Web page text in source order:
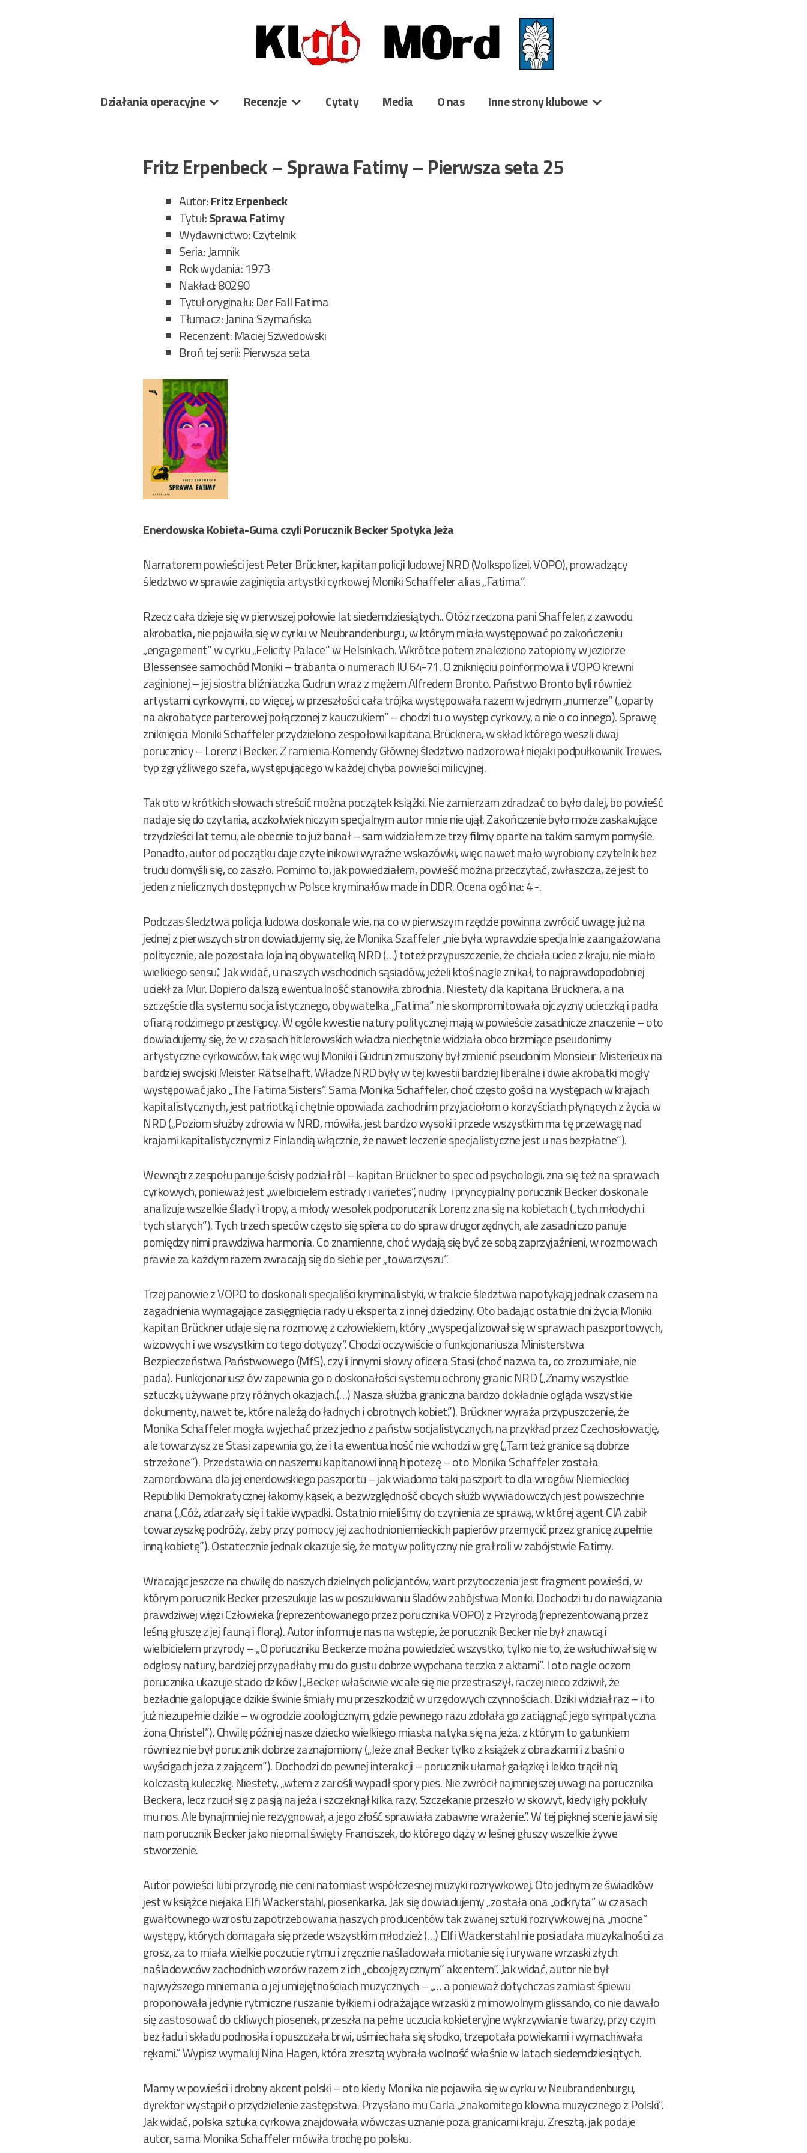
Działania operacyjne Recenzje Cytaty Media O nas Inne strony klubowe
Fritz Erpenbeck – Sprawa Fatimy – Pierwsza seta 25
Autor:FritzErpenbeck
Tytuł:Sprawa Fatimy
Wydawnictwo: Czytelnik
Seria: Jamnik
Rok wydania: 1973
Nakład: 80290
Tytuł oryginału: Der Fall Fatima
Tłumacz: Janina Szymańska
Recenzent: Maciej Szwedowski
Broń tej serii: Pierwsza seta
Enerdowska Kobieta-Guma czyli Porucznik Becker Spotyka Jeża
Narratorem powieści jest Peter Brückner, kapitan policji ludowej NRD (Volkspolizei, VOPO), prowadzący
śledztwo w sprawie zaginięcia artystki cyrkowej Moniki Schaffeler alias „Fatima”.
Rzecz cała dzieje się w pierwszej połowie lat siedemdziesiątych.. Otóż rzeczona pani Shaffeler, z zawodu
akrobatka, nie pojawiła się w cyrku w Neubrandenburgu, w którym miała występować po zakończeniu
„engagement” w cyrku „Felicity Palace” w Helsinkach. Wkrótce potem znaleziono zatopiony w jeziorze
Blessensee samochód Moniki – trabanta o numerach IU 64-71. O zniknięciu poinformowali VOPO krewni
zaginionej – jej siostra bliźniaczka Gudrun wraz z mężem Alfredem Bronto. Państwo Bronto byli również
artystami cyrkowymi, co więcej, w przeszłości cała trójka występowała razem w jednym „numerze” („oparty
na akrobatyce parterowej połączonej z kauczukiem” – chodzi tu o występ cyrkowy, a nie o co innego). Sprawę
zniknięcia Moniki Schaffeler przydzielono zespołowi kapitana Brücknera, w skład którego weszli dwaj
porucznicy – Lorenz i Becker. Z ramienia Komendy Głównej śledztwo nadzorował niejaki podpułkownik Trewes,
typ zgryźliwego szefa, występującego w każdej chyba powieści milicyjnej.
Tak oto w krótkich słowach streścić można początek książki. Nie zamierzam zdradzać co było dalej, bo powieść
nadaje się do czytania, aczkolwiek niczym specjalnym autor mnie nie ujął. Zakończenie było może zaskakujące
trzydzieści lat temu, ale obecnie to już banał – sam widziałem ze trzy filmy oparte na takim samym pomyśle.
Ponadto, autor od początku daje czytelnikowi wyraźne wskazówki, więc nawet mało wyrobiony czytelnik bez
trudu domyśli się, co zaszło. Pomimo to, jak powiedziałem, powieść można przeczytać, zwłaszcza, że jest to
jeden z nielicznych dostępnych w Polsce kryminałów made in DDR. Ocena ogólna: 4 -.
Podczas śledztwa policja ludowa doskonale wie, na co w pierwszym rzędzie powinna zwrócić uwagę: już na
jednej z pierwszych stron dowiadujemy się, że Monika Szaffeler „nie była wprawdzie specjalnie zaangażowana
politycznie, ale pozostała lojalną obywatelką NRD (…) toteż przypuszczenie, że chciała uciec z kraju, nie miało
wielkiego sensu.” Jak widać, u naszych wschodnich sąsiadów, jeżeli ktoś nagle znikał, to najprawdopodobniej
uciekł za Mur. Dopiero dalszą ewentualność stanowiła zbrodnia. Niestety dla kapitana Brücknera, a na
szczęście dla systemu socjalistycznego, obywatelka „Fatima” nie skompromitowała ojczyzny ucieczką i padła
ofiarą rodzimego przestępcy. W ogóle kwestie natury politycznej mają w powieście zasadnicze znaczenie – oto
dowiadujemy się, że w czasach hitlerowskich władza niechętnie widziała obco brzmiące pseudonimy
artystyczne cyrkowców, tak więc wuj Moniki i Gudrun zmuszony był zmienić pseudonim Monsieur Misterieux na
bardziej swojski Meister Rätselhaft. Władze NRD były w tej kwestii bardziej liberalne i dwie akrobatki mogły
występować jako „The Fatima Sisters”. Sama Monika Schaffeler, choć często gości na występach w krajach
kapitalistycznych, jest patriotką i chętnie opowiada zachodnim przyjaciołom o korzyściach płynących z życia w
NRD („Poziom służby zdrowia w NRD, mówiła, jest bardzo wysoki i przede wszystkim ma tę przewagę nad
krajami kapitalistycznymi z Finlandią włącznie, że nawet leczenie specjalistyczne jest u nas bezpłatne”).
Wewnątrz zespołu panuje ścisły podział ról – kapitan Brückner to spec od psychologii, zna się też na sprawach
cyrkowych, ponieważ jest „wielbicielem estrady i varietes”, nudny i pryncypialny porucznik Becker doskonale
analizuje wszelkie ślady i tropy, a młody wesołek podporucznik Lorenz zna się na kobietach („tych młodych i
tych starych”). Tych trzech speców często się spiera co do spraw drugorzędnych, ale zasadniczo panuje
pomiędzy nimi prawdziwa harmonia. Co znamienne, choć wydają się być ze sobą zaprzyjaźnieni, w rozmowach
prawie za każdym razem zwracają się do siebie per „towarzyszu”.
Trzej panowie z VOPO to doskonali specjaliści kryminalistyki, w trakcie śledztwa napotykają jednak czasem na
zagadnienia wymagające zasięgnięcia rady u eksperta z innej dziedziny. Oto badając ostatnie dni życia Moniki
kapitan Brückner udaje się na rozmowę z człowiekiem, który „wyspecjalizował się w sprawach paszportowych,
wizowych i we wszystkim co tego dotyczy”. Chodzi oczywiście o funkcjonariusza Ministerstwa
Bezpieczeństwa Państwowego (MfS), czyli innymi słowy oficera Stasi (choć nazwa ta, co zrozumiałe, nie
pada). Funkcjonariusz ów zapewnia go o doskonałości systemu ochrony granic NRD („Znamy wszystkie
sztuczki, używane przy różnych okazjach.(…) Nasza służba graniczna bardzo dokładnie ogląda wszystkie
dokumenty, nawet te, które należą do ładnych i obrotnych kobiet.”). Brückner wyraża przypuszczenie, że
Monika Schaffeler mogła wyjechać przez jedno z państw socjalistycznych, na przykład przez Czechosłowację,
ale towarzysz ze Stasi zapewnia go, że i ta ewentualność nie wchodzi w grę („Tam też granice są dobrze
strzeżone”). Przedstawia on naszemu kapitanowi inną hipotezę – oto Monika Schaffeler została
zamordowana dla jej enerdowskiego paszportu – jak wiadomo taki paszport to dla wrogów Niemieckiej
Republiki Demokratycznej łakomy kąsek, a bezwzględność obcych służb wywiadowczych jest powszechnie
znana („Cóż, zdarzały się i takie wypadki. Ostatnio mieliśmy do czynienia ze sprawą, w której agent CIA zabił
towarzyszkę podróży, żeby przy pomocy jej zachodnioniemieckich papierów przemycić przez granicę zupełnie
inną kobietę”). Ostatecznie jednak okazuje się, że motyw polityczny nie grał roli w zabójstwie Fatimy.
Wracając jeszcze na chwilę do naszych dzielnych policjantów, wart przytoczenia jest fragment powieści, w
którym porucznik Becker przeszukuje las w poszukiwaniu śladów zabójstwa Moniki. Dochodzi tu do nawiązania
prawdziwej więzi Człowieka (reprezentowanego przez porucznika VOPO) z Przyrodą (reprezentowaną przez
leśną głuszę z jej fauną i florą). Autor informuje nas na wstępie, że porucznik Becker nie był znawcą i
wielbicielem przyrody – „O poruczniku Beckerze można powiedzieć wszystko, tylko nie to, że wsłuchiwał się w
odgłosy natury, bardziej przypadłaby mu do gustu dobrze wypchana teczka z aktami”. I oto nagle oczom
porucznika ukazuje stado dzików („Becker właściwie wcale się nie przestraszył, raczej nieco zdziwił, że
bezładnie galopujące dzikie świnie śmiały mu przeszkodzić w urzędowych czynnościach. Dziki widział raz – i to
już niezupełnie dzikie – w ogrodzie zoologicznym, gdzie pewnego razu zdołała go zaciągnąć jego sympatyczna
żona Christel”). Chwilę później nasze dziecko wielkiego miasta natyka się na jeża, z którym to gatunkiem
również nie był porucznik dobrze zaznajomiony („Jeże znał Becker tylko z książek z obrazkami i z baśni o
wyścigach jeża z zającem”). Dochodzi do pewnej interakcji – porucznik ułamał gałązkę i lekko trącił nią
kolczastą kuleczkę. Niestety, „wtem z zarośli wypadł spory pies. Nie zwrócił najmniejszej uwagi na porucznika
Beckera, lecz rzucił się z pasją na jeża i szczeknął kilka razy. Szczekanie przeszło w skowyt, kiedy igły pokłuły
mu nos. Ale bynajmniej nie rezygnował, a jego złość sprawiała zabawne wrażenie.”. W tej pięknej scenie jawi się
nam porucznik Becker jako nieomal święty Franciszek, do którego dąży w leśnej głuszy wszelkie żywe
stworzenie.
Autor powieści lubi przyrodę, nie ceni natomiast współczesnej muzyki rozrywkowej. Oto jednym ze świadków
jest w książce niejaka Elfi Wackerstahl, piosenkarka. Jak się dowiadujemy „została ona „odkryta” w czasach
gwałtownego wzrostu zapotrzebowania naszych producentów tak zwanej sztuki rozrywkowej na „mocne”
występy, których domagała się przede wszystkim młodzież (…) Elfi Wackerstahl nie posiadała muzykalności za
grosz, za to miała wielkie poczucie rytmu i zręcznie naśladowała miotanie się i urywane wrzaski złych
naśladowców zachodnich wzorów razem z ich „obcojęzycznym” akcentem”. Jak widać, autor nie był
najwyższego mniemania o jej umiejętnościach muzycznych – „… a ponieważ dotychczas zamiast śpiewu
proponowała jedynie rytmiczne ruszanie tyłkiem i odrażające wrzaski z mimowolnym glissando, co nie dawało
się zastosować do ckliwych piosenek, przeszła na pełne uczucia kokieteryjne wykrzywianie twarzy, przy czym
bez ładu i składu podnosiła i opuszczała brwi, uśmiechała się słodko, trzepotała powiekami i wymachiwała
rękami.” Wypisz wymaluj Nina Hagen, która zresztą wybrała wolność właśnie w latach siedemdziesiątych.
Mamy w powieści i drobny akcent polski – oto kiedy Monika nie pojawiła się w cyrku w Neubrandenburgu,
dyrektor wystąpił o przydzielenie zastępstwa. Przysłano mu Carla „znakomitego klowna muzycznego z Polski”.
Jak widać, polska sztuka cyrkowa znajdowała wówczas uznanie poza granicami kraju. Zresztą, jak podaje
autor, sama Monika Schaffeler mówiła trochę po polsku.